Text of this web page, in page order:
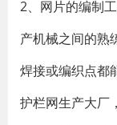
2、网片的编制
产机械之间的熟
焊接或编织点都
护栏网生产大厂